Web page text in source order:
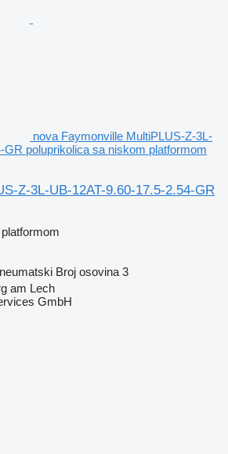
nova Faymonville MultiPLUS-Z-3L-
GR poluprikolica sa niskom platformom
Z-3L-UB-12AT-9.60-17.5-2.54-GR
Broj osovina 3
am Lech
GmbH